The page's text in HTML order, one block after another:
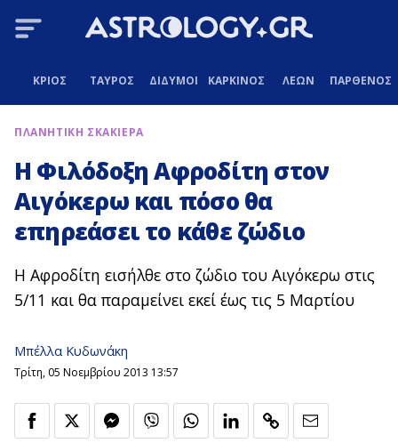
ΚΡΙΟΣ ΤΑΥΡΟΣ ΔΙΔΥΜΟΙ ΚΑΡΚΙΝΟΣ ΛΕΩΝ ΠΑΡΘΕΝΟΣ
ΠΛΑΝΗΤΙΚΗ ΣΚΑΚΙΕΡΑ
Η Φιλόδοξη Αφροδίτη στον
Αιγόκερω και πόσο θα
επηρεάσει το κάθε ζώδιο
Η Αφροδίτη εισήλθε στο ζώδιο του Αιγόκερω στις
5/11 και θα παραμείνει εκεί έως τις 5 Μαρτίου
Μπέλλα Κυδωνάκη
Τρίτη, 05 Νοεμβρίου 2013 13:57